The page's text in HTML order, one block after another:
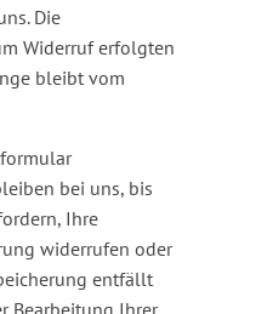
Die
Widerruf erfolgten
bleibt vom
bei uns, bis
Ihre
widerrufen oder
entfällt
Bearbeitung Ihrer